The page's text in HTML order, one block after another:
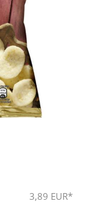
3,89 EUR*